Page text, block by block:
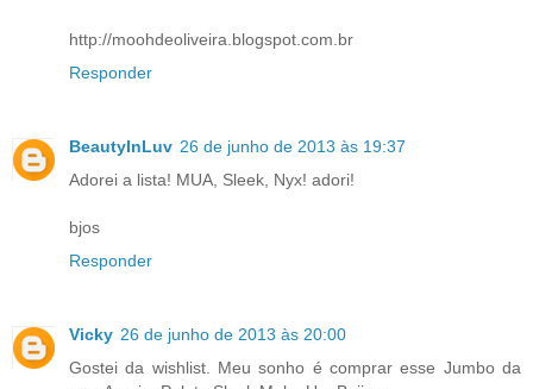
http://moohdeoliveira.blogspot.com.br
Responder
BeautyInLuv 26 de junho de 2013 às 19:37
Adorei a lista! MUA, Sleek, Nyx! adori!
bjos
Responder
Vicky 26 de junho de 2013 às 20:00
Gostei da wishlist. Meu sonho é comprar esse Jumbo da